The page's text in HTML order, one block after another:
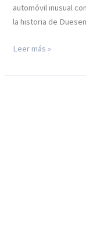
automóvil inusual
la historia de
1935
Model
Leer más »